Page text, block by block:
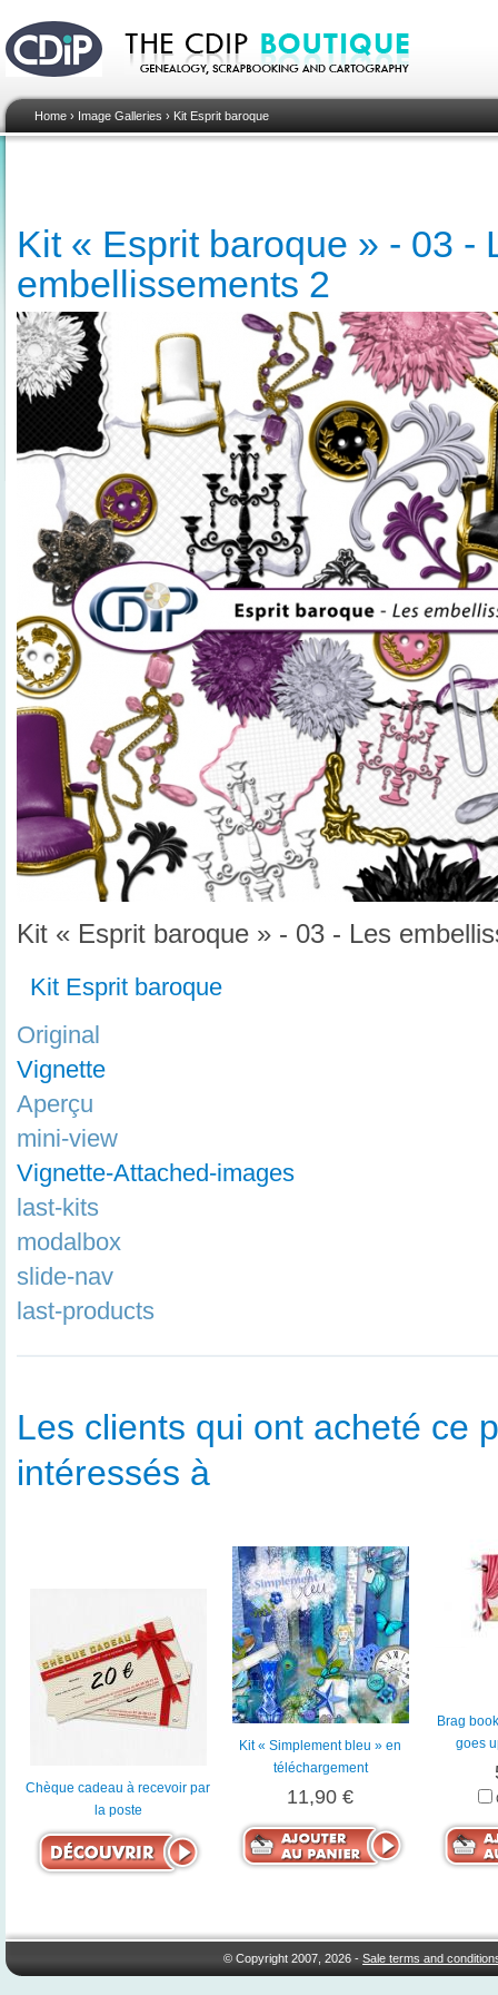
Home › Image Galleries › Kit Esprit baroque
Kit « Esprit baroque » - 03 -
embellissements 2
Kit « Esprit baroque » - 03 - Les
Kit Esprit baroque
Original
Vignette
Aperçu
mini-view
Vignette-Attached-images
last-kits
modalbox
slide-nav
last-products
Les clients qui ont acheté ce
intéressés à
Chèque cadeau à recevoir par
la poste
Kit « Simplement bleu » en
téléchargement
11,90 €
Brag
goes
© Copyright 2007, 2026 -Sale terms and